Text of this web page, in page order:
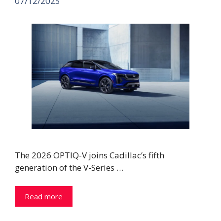
The 2026 OPTIQ-V joins Cadillac’s fifth
generation of the V-Series …
Read more